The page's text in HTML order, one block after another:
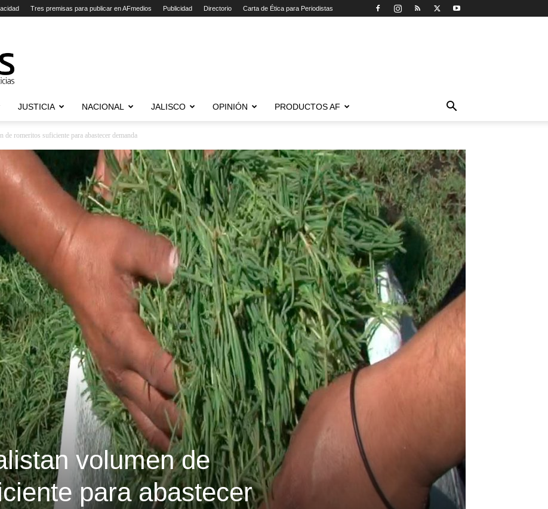
Tres premisas para publicar en AFmedios Publicidad Directorio Carta de Ética para Periodistas
JUSTICIA NACIONAL JALISCO OPINIÓN PRODUCTOS AF
de romeritos suficiente para abastecer demanda
volumen de
para abastecer